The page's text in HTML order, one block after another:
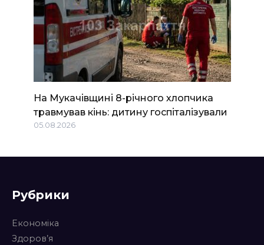
На Мукачівщині 8-річного хлопчика
травмував кінь: дитину госпіталізували
05.08.2026
Рубрики
Економіка
Здоров’я